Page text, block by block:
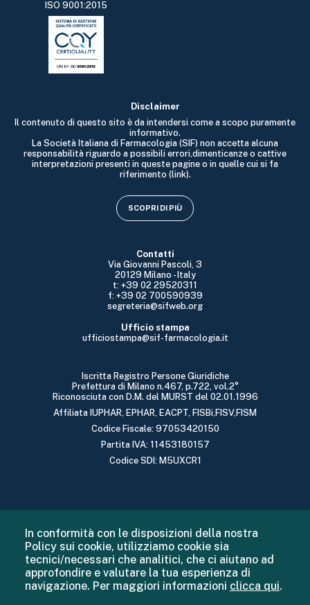
ISO 9001:2015
Contatti
Via Giovanni Pascoli, 3
20129 Milano - Italy
t: +39 02 29520311
f: +39 02 700590939
segreteria@sifweb.org
Ufficio stampa
ufficiostampa@sif-farmacologia.it
Iscritta Registro Persone Giuridiche
Prefettura di Milano n.467, p.722, vol.2°
Riconosciuta con D.M. del MURST del 02.01.1996
Affiliata IUPHAR, EPHAR, EACPT, FISBi,FISV,FISM
Codice Fiscale: 97053420150
Partita IVA: 11453180157
Codice SDI: M5UXCR1
Disclaimer
Il contenuto di questo sito è da intendersi come a scopo puramente
informativo.
La Società Italiana di Farmacologia (SIF) non accetta alcuna
responsabilità riguardo a possibili errori,dimenticanze o cattive
interpretazioni presenti in queste pagine o in quelle cui si fa
riferimento (link).
SCOPRI DI PIÙ
In conformità con le disposizioni della nostra
Policy sui cookie, utilizziamo cookie sia
tecnici/necessari che analitici, che ci aiutano ad
approfondire e valutare la tua esperienza di
navigazione. Per maggiori informazioni clicca qui.